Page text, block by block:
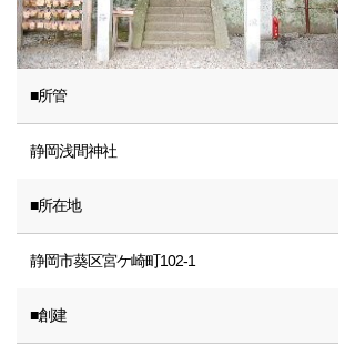
■所管
静岡浅間神社
■所在地
静岡市葵区宮ケ崎町102-1
■創建